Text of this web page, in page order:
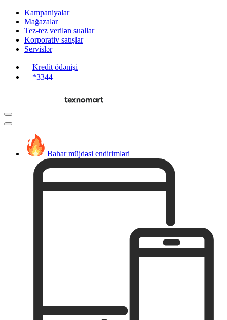
Kampaniyalar
Mağazalar
Tez-tez verilən suallar
Korporativ satışlar
Servislər
Kredit ödənişi
*3344
Bahar müjdəsi endirimləri